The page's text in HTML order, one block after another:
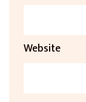
Website